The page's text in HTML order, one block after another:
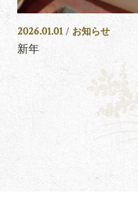
2026.01.01 / お知らせ
新年